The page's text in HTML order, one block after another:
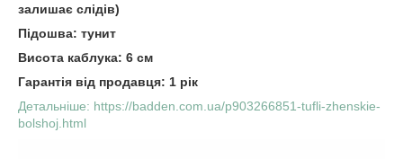
залишає слідів)
Підошва: тунит
Висота каблука: 6 см
Гарантія від продавця: 1 рік
Детальніше: https://badden.com.ua/p903266851-tufli-zhenskie-
bolshoj.html